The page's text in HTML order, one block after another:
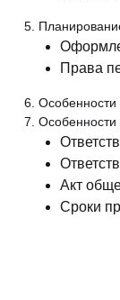
5.
Права
6. Особенности
7. Особенности
Акт
Сроки